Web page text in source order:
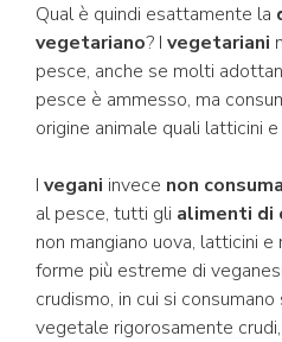
Qual è quindi esattamente la
vegetariano? I vegetariani
pesce, anche se molti
pesce è ammesso, ma
origine animale quali latticini e
I vegani invece non
al pesce, tutti gli alimenti di
non mangiano uova, latticini
forme più estreme di
crudismo, in cui si
vegetale rigorosamente